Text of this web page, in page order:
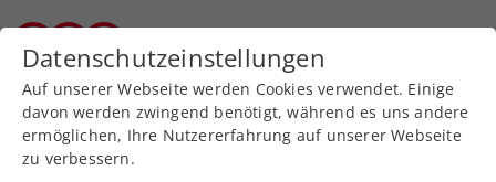
Turniere
Datenschutzeinstellungen
Auf unserer Webseite werden Cookies verwendet. Einige
davon werden zwingend benötigt, während es uns andere
ermöglichen, Ihre Nutzererfahrung auf unserer Webseite
zu verbessern.